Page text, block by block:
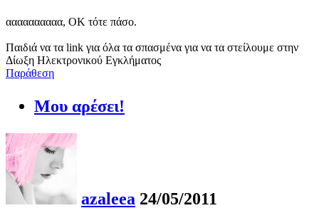
αααααααααα, ΟΚ τότε πάσο.
Παιδιά να τα link για όλα τα σπασμένα για να τα στείλουμε στην
Δίωξη Ηλεκτρονικού Εγκλήματος
Παράθεση
Μου αρέσει!
azaleea 24/05/2011